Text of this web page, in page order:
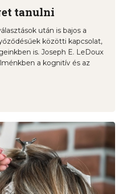
tanulni
után is bajos a
közötti kapcsolat,
is. Joseph E. LeDoux
a kognitív és az